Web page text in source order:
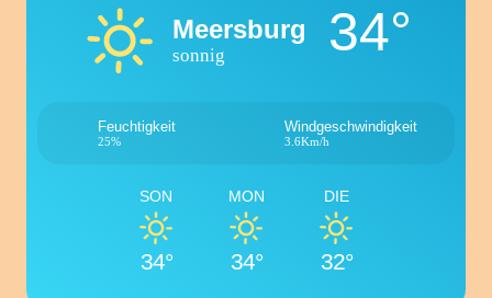
Meersburg
sonnig 34°
Feuchtigkeit
25%
Windgeschwindigkeit
3.6Km/h
SON
34°
MON
34°
DIE
32°